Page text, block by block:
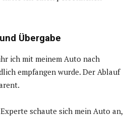
Übergabe
ich mit meinem Auto nach
empfangen wurde. Der Ablauf
schaute sich mein Auto an,